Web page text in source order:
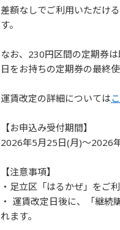
差額なしでご利用いただけ
す。
なお、230円区間の定期券
日をお持ちの定期券の最終
運賃改定の詳細については
【お申込み受付期間】
2026年5月25日(月)～2026
【注意事項】
・足立区「はるかぜ」をご
・ 運賃改定日後に、「継
れます。